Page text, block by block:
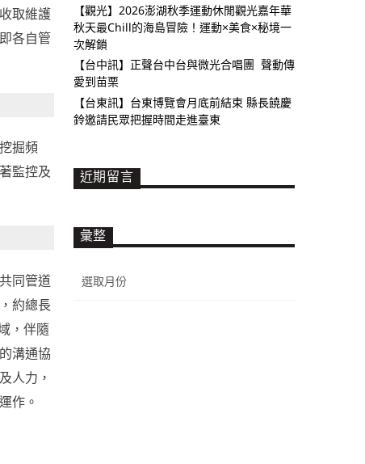
取維護
各自管
掘頻
監控及
同管道
約總長
，伴隨
溝通協
人力，
作。
【觀光】2026澎湖秋季運動休閒觀光嘉年華
秋天最Chill的海島冒險！運動×美食×秘境一
次解鎖
【台中訊】正聲台中台與微光合唱團 聲動傳
愛到苗栗
【台東訊】台東博覽會月底前結束 縣長饒慶
鈴邀請民眾把握時間走進臺東
近期留言
彙整
整